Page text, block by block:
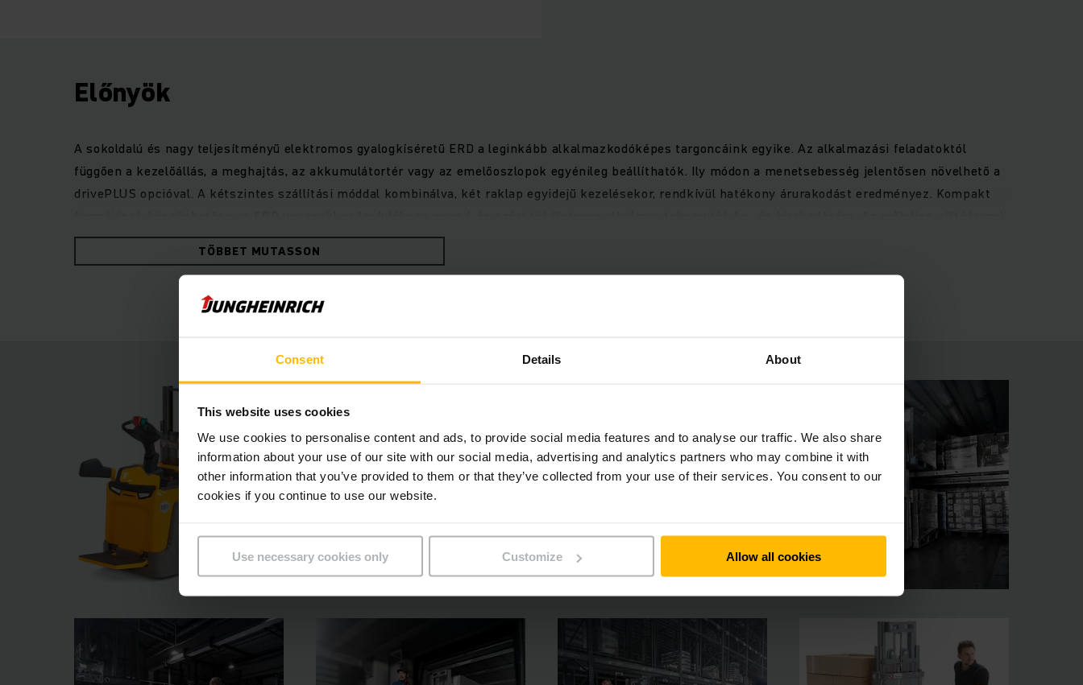
Consent Details About
This website uses cookies
We use cookies to personalise content and ads, to provide social media features and to analyse our traffic. We also share
information about your use of our site with our social media, advertising and analytics partners who may combine it with
other information that you’ve provided to them or that they’ve collected from your use of their services. You consent to our
cookies if you continue to use our website.
Use necessary cookies only Customize Allow all cookies
Előnyök
A sokoldalú és nagy teljesítményű elektromos gyalogkíséretű ERD a leginkább alkalmazkodóképes targoncáink egyike. Az alkalmazási feladatoktól
függően a kezelőállás, a meghajtás, az akkumulátortér vagy az emelőoszlopok egyénileg beállíthatók. Ily módon a menetsebesség jelentősen növelhető a
drivePLUS opcióval. A kétszintes szállítási móddal kombinálva, két raklap egyidejű kezelésekor, rendkívül hatékony árurakodást eredményez. Kompakt
motor állandóan magas rakodási teljesítményt biztosít rendkívül alacsony fogyasztás mellett. A karbantartásmentes szénkefék nélküli motoroknak
köszönhetően hosszú alkalmazási időtartamra számíthat. A szükséges energia a hosszú élettartamú savas ólomakkumulátorokból vagy kérésre a fejlett
lítiumion- akkumulátorokból nyerhető.
TÖBBET MUTASSON